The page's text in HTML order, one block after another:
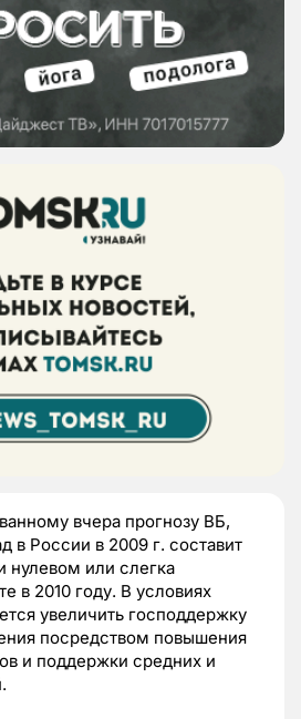
вчера прогнозу ВБ,
в России в 2009 г. составит
нулевом или слегка
в 2010 году. В условиях
увеличить господдержку
посредством повышения
и поддержки средних и